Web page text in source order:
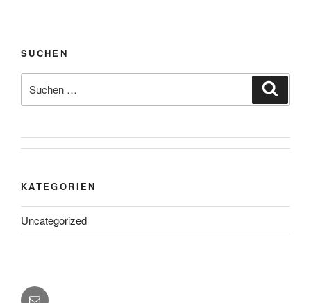
SUCHEN
nach:
KATEGORIEN
Uncategorized
E-